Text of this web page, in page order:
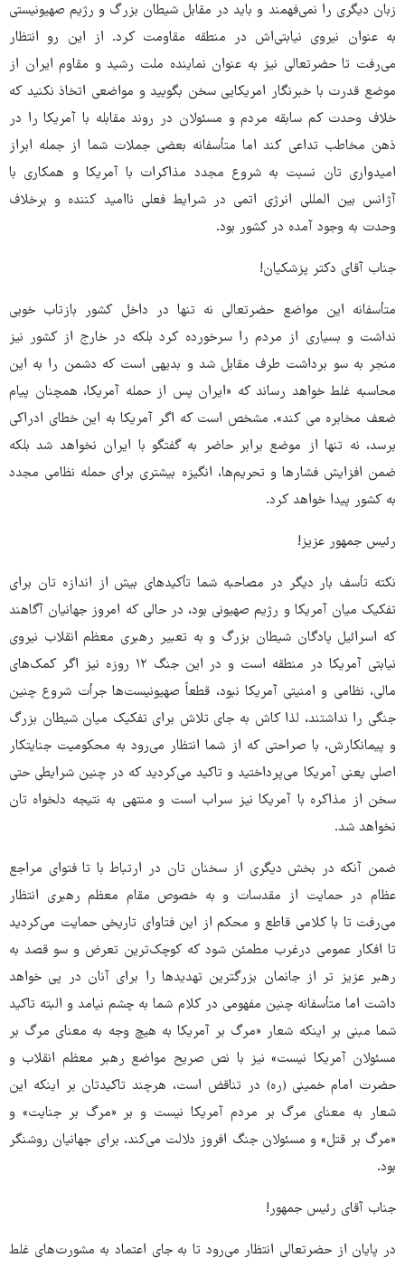
زبان دیگری را نمی‌فهمند و باید در مقابل شیطان بزرگ و رژیم صهیونیستی
به عنوان نیروی نیابتی‌اش در منطقه مقاومت کرد. از این رو انتظار
می‌رفت تا حضرتعالی نیز به عنوان نماینده ملت رشید و مقاوم ایران از
موضع قدرت با خبرنگار امریکایی سخن بگویید و مواضعی اتخاذ نکنید که
خلاف وحدت کم سابقه مردم و مسئولان در روند مقابله با آمریکا را در
ذهن مخاطب تداعی کند اما متأسفانه بعضی جملات شما از جمله ابراز
امیدواری تان نسبت به شروع مجدد مذاکرات با آمریکا و همکاری با
آژانس بین المللی انرژی اتمی در شرایط فعلی ناامید کننده و برخلاف
وحدت به وجود آمده در کشور بود.
جناب آقای دکتر پزشکیان!
متأسفانه این مواضع حضرتعالی نه تنها در داخل کشور بازتاب خوبی
نداشت و بسیاری از مردم را سرخورده کرد بلکه در خارج از کشور نیز
منجر به سو برداشت طرف مقابل شد و بدیهی است که دشمن را به این
محاسبه غلط خواهد رساند که «ایران پس از حمله آمریکا، همچنان پیام
ضعف مخابره می کند». مشخص است که اگر آمریکا به این خطای ادراکی
برسد، نه تنها از موضع برابر حاضر به گفتگو با ایران نخواهد شد بلکه
ضمن افزایش فشارها و تحریم‌ها، انگیزه بیشتری برای حمله نظامی مجدد
به کشور پیدا خواهد کرد.
رئیس جمهور عزیز!
نکته تأسف بار دیگر در مصاحبه شما تأکیدهای بیش از اندازه تان برای
تفکیک میان آمریکا و رژیم صهیونی بود، در حالی که امروز جهانیان آگاهند
که اسرائیل پادگان شیطان بزرگ و به تعبیر رهبری معظم انقلاب نیروی
نیابتی آمریکا در منطقه است و در این جنگ ۱۲ روزه نیز اگر کمک‌های
مالی، نظامی و امنیتی آمریکا نبود، قطعاً صهیونیست‌ها جرأت شروع چنین
جنگی را نداشتند، لذا کاش به جای تلاش برای تفکیک میان شیطان بزرگ
و پیمانکارش، با صراحتی که از شما انتظار می‌رود به محکومیت جنایتکار
اصلی یعنی آمریکا می‌پرداختید و تاکید می‌کردید که در چنین شرایطی حتی
سخن از مذاکره با آمریکا نیز سراب است و منتهی به نتیجه دلخواه تان
نخواهد شد.
ضمن آنکه در بخش دیگری از سخنان تان در ارتباط با تا فتوای مراجع
عظام در حمایت از مقدسات و به خصوص مقام معظم رهبری انتظار
می‌رفت تا با کلامی قاطع و محکم از این فتاوای تاریخی حمایت می‌کردید
تا افکار عمومی درغرب مطمئن شود که کوچک‌ترین تعرض و سو قصد به
رهبر عزیز تر از جانمان بزرگترین تهدیدها را برای آنان در پی خواهد
داشت اما متأسفانه چنین مفهومی در کلام شما به چشم نیامد و البته تاکید
شما مبنی بر اینکه شعار «مرگ بر آمریکا به هیچ وجه به معنای مرگ بر
مسئولان آمریکا نیست» نیز با نص صریح مواضع رهبر معظم انقلاب و
حضرت امام خمینی (ره) در تناقض است، هرچند تاکیدتان بر اینکه این
شعار به معنای مرگ بر مردم آمریکا نیست و بر «مرگ بر جنایت» و
«مرگ بر قتل» و مسئولان جنگ افروز دلالت می‌کند، برای جهانیان روشنگر
بود.
جناب آقای رئیس جمهور!
در پایان از حضرتعالی انتظار می‌رود تا به جای اعتماد به مشورت‌های غلط